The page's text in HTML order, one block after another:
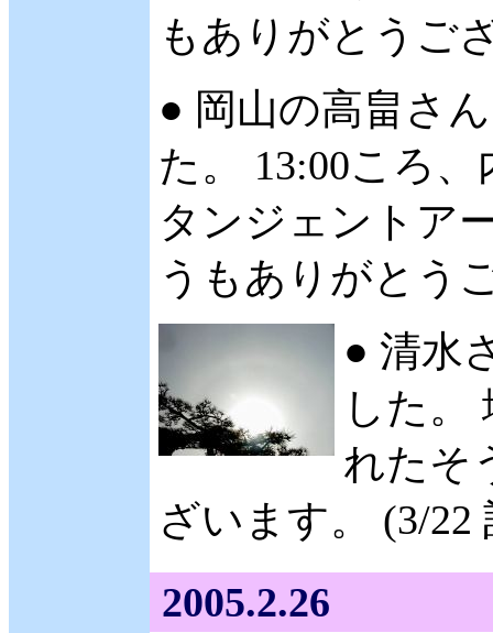
もありがとうご
● 岡山の高畠さ
た。 13:00ころ
タンジェントア
うもありがとう
● 清水
した。
れたそ
ざいます。 (3/22
2005.2.26